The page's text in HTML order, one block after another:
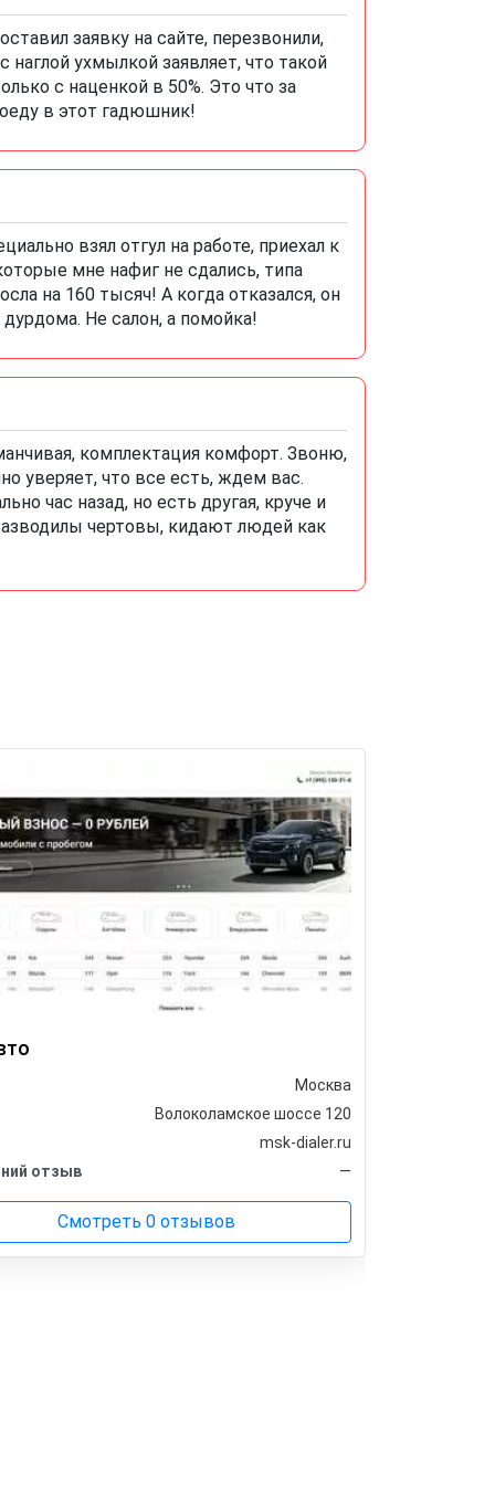
заявку на сайте, перезвонили,
ухмылкой заявляет, что такой
с наценкой в 50%. Это что за
в этот гадюшник!
взял отгул на работе, приехал к
мне нафиг не сдались, типа
на 160 тысяч! А когда отказался, он
Не салон, а помойка!
комплектация комфорт. Звоню,
уверяет, что все есть, ждем вас.
час назад, но есть другая, круче и
чертовы, кидают людей как
Москва
Волоколамское шоссе 120
msk-dialer.ru
отзыв
—
Смотреть 0 отзывов